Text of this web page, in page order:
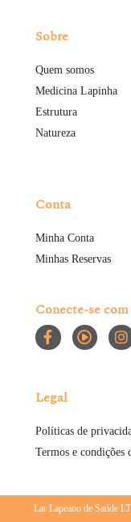
Sobre
Quem somos
Medicina Lapinha
Estrutura
Natureza
Conta
Minha Conta
Minhas Reservas
Conecte-se
Legal
Políticas de
Termos e condições
Lar Lapeano de Saúde